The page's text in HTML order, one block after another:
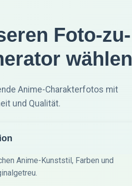
Foto-zu-
wählen
Anime-Charakterfotos mit
und Qualität.
Anime-Kunststil, Farben und